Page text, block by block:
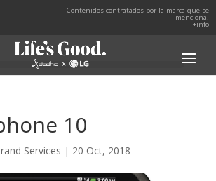
Contenidos contratados por la marca que se
menciona.
+info
10
Services | 20 Oct, 2018